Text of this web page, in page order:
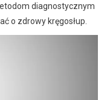
diagnostycznym
o zdrowy kręgosłup.